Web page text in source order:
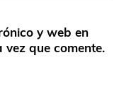
y web en
que comente.